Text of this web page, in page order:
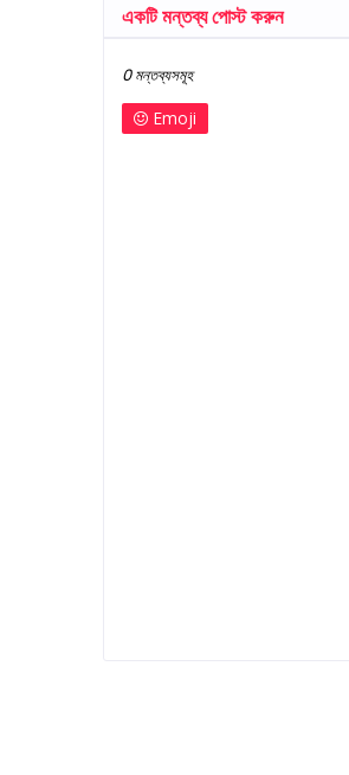
একটি মন্তব্য পোস্ট করুন
0 মন্তব্যসমূহ
Emoji